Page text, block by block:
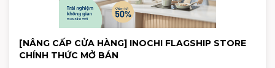
[NÂNG CẤP CỬA HÀNG] INOCHI FLAGSHIP STORE
CHÍNH THỨC MỞ BÁN